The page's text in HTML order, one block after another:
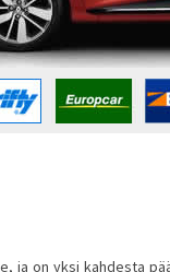
ja on yksi kahdesta